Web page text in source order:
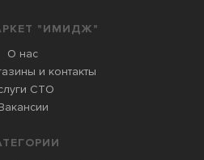
"ИМИДЖ"
О нас
и контакты
СТО